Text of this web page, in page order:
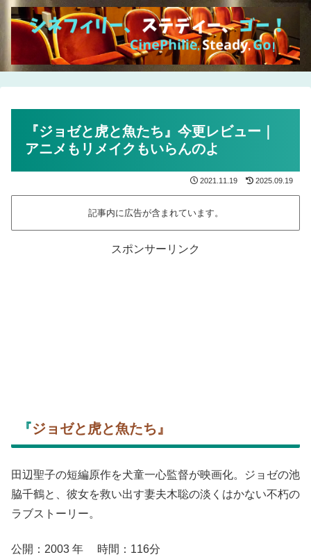
『ジョゼと虎と魚たち』今更レビュー｜
アニメもリメイクもいらんのよ
2021.11.19 2025.09.19
記事内に広告が含まれています。
スポンサーリンク
『ジョゼと虎と魚たち』
田辺聖子の短編原作を犬童一心監督が映画化。ジョゼの池
脇千鶴と、彼女を救い出す妻夫木聡の淡くはかない不朽の
ラブストーリー。
公開：2003 年 時間：116分